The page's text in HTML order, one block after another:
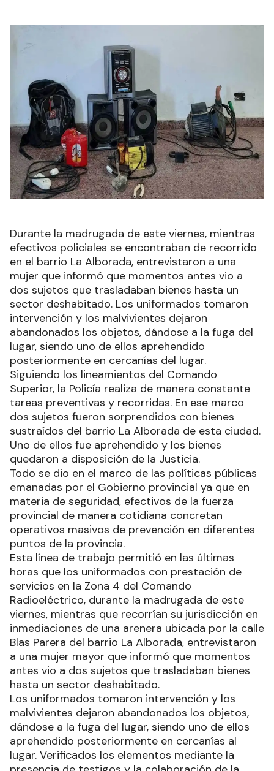
Durante la madrugada de este viernes, mientras
efectivos policiales se encontraban de recorrido
en el barrio La Alborada, entrevistaron a una
mujer que informó que momentos antes vio a
dos sujetos que trasladaban bienes hasta un
sector deshabitado. Los uniformados tomaron
intervención y los malvivientes dejaron
abandonados los objetos, dándose a la fuga del
lugar, siendo uno de ellos aprehendido
posteriormente en cercanías del lugar.
Siguiendo los lineamientos del Comando
Superior, la Policía realiza de manera constante
tareas preventivas y recorridas. En ese marco
dos sujetos fueron sorprendidos con bienes
sustraídos del barrio La Alborada de esta ciudad.
Uno de ellos fue aprehendido y los bienes
quedaron a disposición de la Justicia.
Todo se dio en el marco de las políticas públicas
emanadas por el Gobierno provincial ya que en
materia de seguridad, efectivos de la fuerza
provincial de manera cotidiana concretan
operativos masivos de prevención en diferentes
puntos de la provincia.
Esta línea de trabajo permitió en las últimas
horas que los uniformados con prestación de
servicios en la Zona 4 del Comando
Radioeléctrico, durante la madrugada de este
viernes, mientras que recorrían su jurisdicción en
inmediaciones de una arenera ubicada por la calle
Blas Parera del barrio La Alborada, entrevistaron
a una mujer mayor que informó que momentos
antes vio a dos sujetos que trasladaban bienes
hasta un sector deshabitado.
Los uniformados tomaron intervención y los
malvivientes dejaron abandonados los objetos,
dándose a la fuga del lugar, siendo uno de ellos
aprehendido posteriormente en cercanías al
lugar. Verificados los elementos mediante la